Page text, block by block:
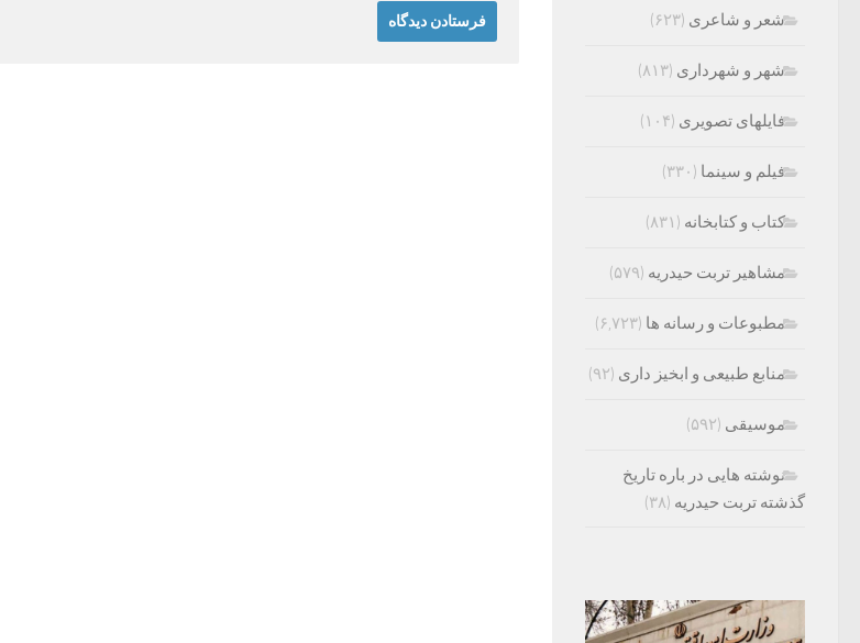
شعر و شاعری (۶۲۳)
شهر و شهرداری (۸۱۳)
فایلهای تصویری (۱۰۴)
فیلم و سینما (۳۳۰)
کتاب و کتابخانه (۸۳۱)
مشاهیر تربت حیدریه (۵۷۹)
مطبوعات و رسانه ها (۶,۷۲۳)
منابع طبیعی و ابخیز داری (۹۲)
موسیقی (۵۹۲)
نوشته هایی در باره تاریخ
گذشته تربت حیدریه (۳۸)